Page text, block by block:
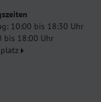
10:00 bis 18:30 Uhr
bis 18:00 Uhr